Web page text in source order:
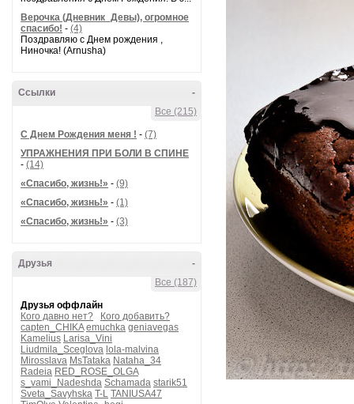
Верочка (Дневник_Девы), огромное
спасибо! - (4)
Поздравляю с Днем рождения ,
Ниночка! (Arnusha)
-
Ссылки
Все (215)
С Днем Рождения меня ! - (7)
УПРАЖНЕНИЯ ПРИ БОЛИ В СПИНЕ
- (14)
«Спасибо, жизнь!» - (9)
«Спасибо, жизнь!» - (1)
«Спасибо, жизнь!» - (3)
-
Друзья
Все (187)
Друзья оффлайн
Кого давно нет?
Кого добавить?
capten_CHIKA emuchka geniavegas
Kamelius Larisa_Vini
Liudmila_Sceglova lola-malvina
Mirosslava MsTataka Nataha_34
Radeia RED_ROSE_OLGA
s_vami_Nadeshda Schamada starik51
Sveta_Savyhska T-L TANIUSA47